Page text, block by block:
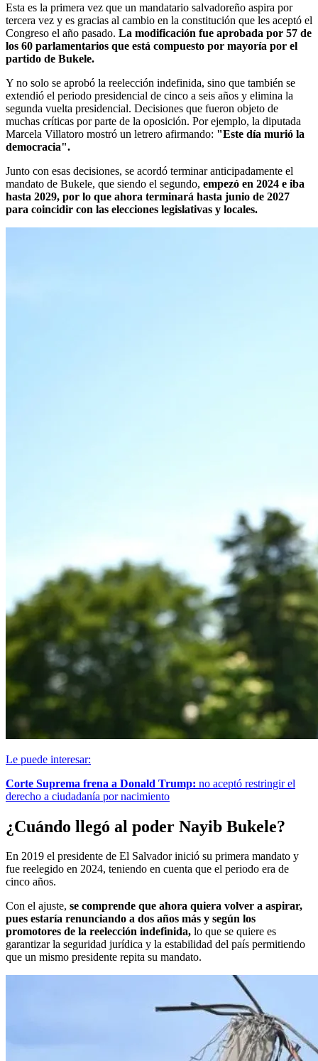
Esta es la primera vez que un mandatario salvadoreño aspira por
tercera vez y es gracias al cambio en la constitución que les aceptó el
Congreso el año pasado. La modificación fue aprobada por 57 de
los 60 parlamentarios que está compuesto por mayoría por el
partido de Bukele.
Y no solo se aprobó la reelección indefinida, sino que también se
extendió el periodo presidencial de cinco a seis años y elimina la
segunda vuelta presidencial. Decisiones que fueron objeto de
muchas críticas por parte de la oposición. Por ejemplo, la diputada
Marcela Villatoro mostró un letrero afirmando: "Este día murió la
democracia".
Junto con esas decisiones, se acordó terminar anticipadamente el
mandato de Bukele, que siendo el segundo, empezó en 2024 e iba
hasta 2029, por lo que ahora terminará hasta junio de 2027
para coincidir con las elecciones legislativas y locales.
Le puede interesar:
Corte Suprema frena a Donald Trump: no aceptó restringir el
derecho a ciudadanía por nacimiento
¿Cuándo llegó al poder Nayib Bukele?
En 2019 el presidente de El Salvador inició su primera mandato y
fue reelegido en 2024, teniendo en cuenta que el periodo era de
cinco años.
Con el ajuste, se comprende que ahora quiera volver a aspirar,
pues estaría renunciando a dos años más y según los
promotores de la reelección indefinida, lo que se quiere es
garantizar la seguridad jurídica y la estabilidad del país permitiendo
que un mismo presidente repita su mandato.